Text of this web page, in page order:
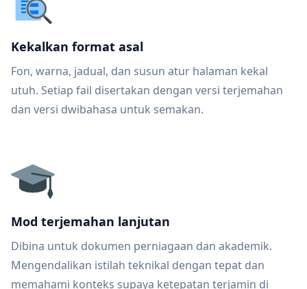
Kekalkan format asal
Fon, warna, jadual, dan susun atur halaman kekal
utuh. Setiap fail disertakan dengan versi terjemahan
dan versi dwibahasa untuk semakan.
Mod terjemahan lanjutan
Dibina untuk dokumen perniagaan dan akademik.
Mengendalikan istilah teknikal dengan tepat dan
memahami konteks supaya ketepatan terjamin di